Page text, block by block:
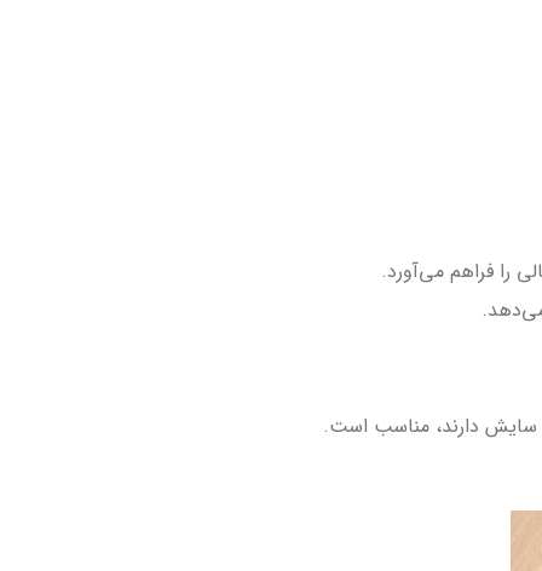
را فراهم می‌آورد.
سایش دارند، مناسب است.